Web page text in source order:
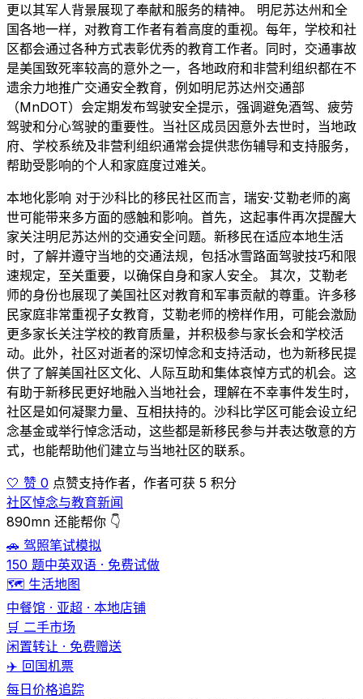
更以其军人背景展现了奉献和服务的精神。 明尼苏达州和全
国各地一样，对教育工作者有着高度的重视。每年，学校和社
区都会通过各种方式表彰优秀的教育工作者。同时，交通事故
是美国致死率较高的意外之一，各地政府和非营利组织都在不
遗余力地推广交通安全教育，例如明尼苏达州交通部
（MnDOT）会定期发布驾驶安全提示，强调避免酒驾、疲劳
驾驶和分心驾驶的重要性。当社区成员因意外去世时，当地政
府、学校系统及非营利组织通常会提供悲伤辅导和支持服务，
帮助受影响的个人和家庭度过难关。
本地化影响 对于沙科比的移民社区而言，瑞安·艾勒老师的离
世可能带来多方面的感触和影响。首先，这起事件再次提醒大
家关注明尼苏达州的交通安全问题。新移民在适应本地生活
时，了解并遵守当地的交通法规，包括冰雪路面驾驶技巧和限
速规定，至关重要，以确保自身和家人安全。 其次，艾勒老
师的身份也展现了美国社区对教育和军事贡献的尊重。许多移
民家庭非常重视子女教育，艾勒老师的榜样作用，可能会激励
更多家长关注学校的教育质量，并积极参与家长会和学校活
动。此外，社区对逝者的深切悼念和支持活动，也为新移民提
供了了解美国社区文化、人际互助和集体哀悼方式的机会。这
有助于新移民更好地融入当地社会，理解在不幸事件发生时，
社区是如何凝聚力量、互相扶持的。沙科比学区可能会设立纪
念基金或举行悼念活动，这些都是新移民参与并表达敬意的方
式，也能帮助他们建立与当地社区的联系。
🤍 赞 0 点赞支持作者，作者可获 5 积分
社区悼念与教育新闻
890mn 还能帮你 👇
🚗 驾照笔试模拟
150 题中英双语 · 免费试做
🗺️ 生活地图
中餐馆 · 亚超 · 本地店铺
🛒 二手市场
闲置转让 · 免费赠送
✈️ 回国机票
每日价格追踪